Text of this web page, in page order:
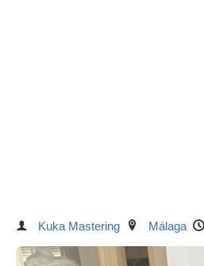
Kuka Mastering Málaga